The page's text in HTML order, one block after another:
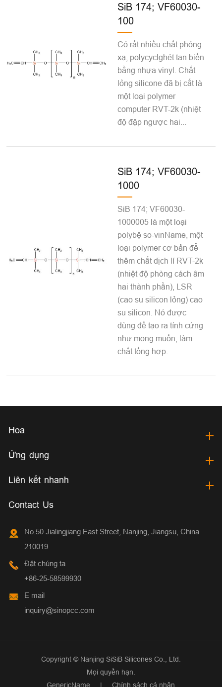
SiB 174; VF60030-
100
Có rất nhiều chất phóng
xạ, polycyclghét tan biến
bằng nhựa vinyl. Chất
lỏng silicone đã bị cắt là
một loại polymer
computer RVT-2k (nhiệt
độ đập ngược hai...
SiB 174; VF60030-
1000
SiB 174; VF60030-
1000005 là một loại
polybệ so-vinName, một
loại polymer cơ bản để
thêm chất dịch lí RVT-2k
(nhiệt độ phòng cách âm
hai thành phần), LSR
(cao su silicon lỏng) cao
su silicon. Nó được
dùng để tạo ra tính cứng
như mong muốn, làm
chất tổng hợp.
Hoa
Ứng dụng
Liên kết nhanh
Contact Us
No.50 Jialingjiang East Street, Nanjing, Jiangsu, China
210019
Đặt chúng ta
+86-25-58599930
E mail
inquiry@sinopcc.com
Copyright © Nanjing SiSiB Silicones Co., Ltd.
Mọi quyền hạn.
GenericName
| Chính sách cá nhân